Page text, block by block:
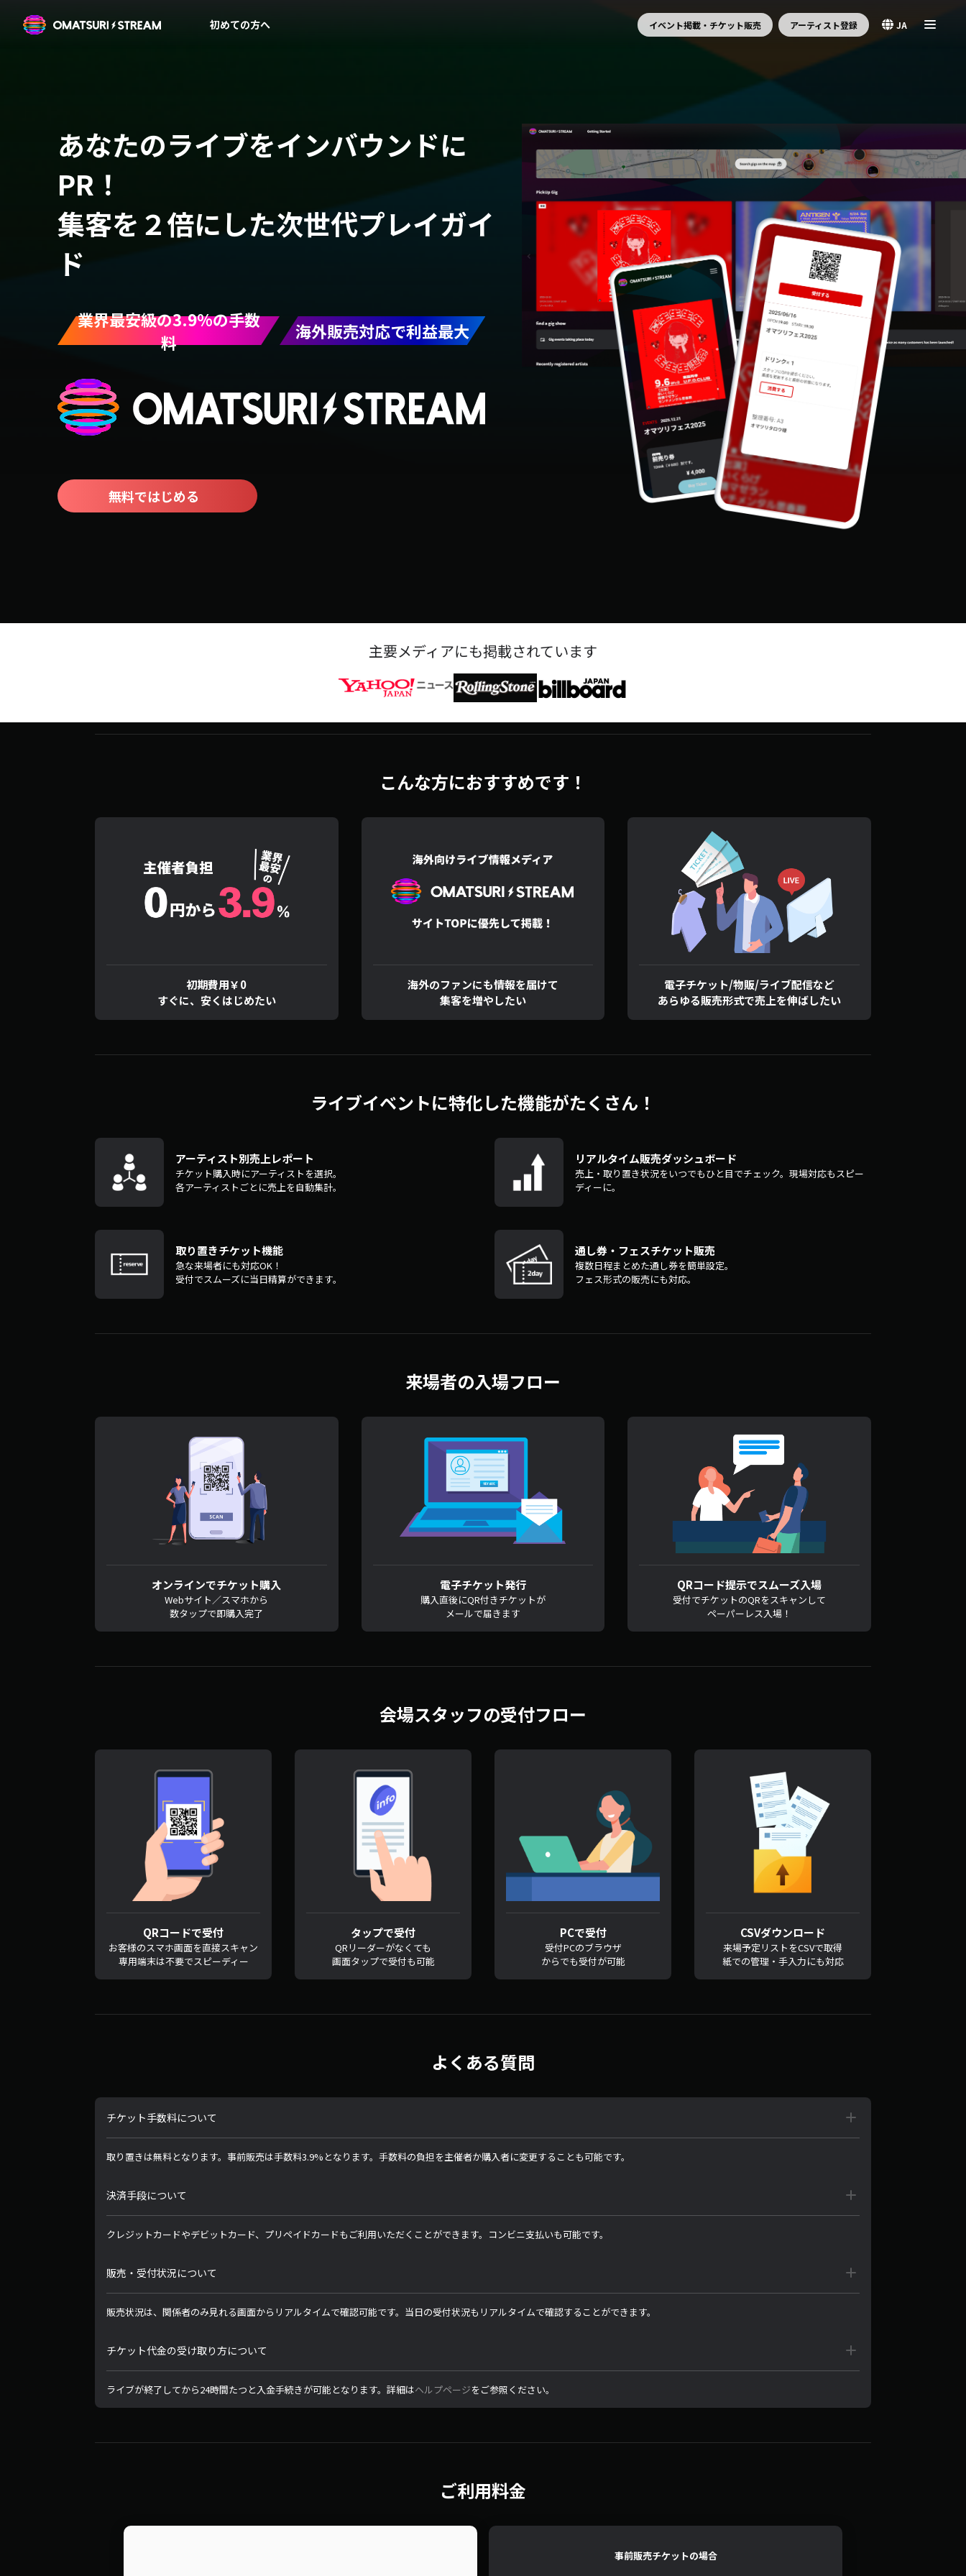
OMATSURI STREAM初めての方へ イベント掲載・チケット販売 アーティスト登録 JA
あなたのライブをインバウンドに
PR！
集客を２倍にした次世代プレイガイ
ド
業界最安級の3.9%の手数
料
海外販売対応で利益最大
無料ではじめる
主要メディアにも掲載されています
こんな方におすすめです！
初期費用￥0
すぐに、安くはじめたい
海外のファンにも情報を届けて
集客を増やしたい
電子チケット/物販/ライブ配信など
あらゆる販売形式で売上を伸ばしたい
ライブイベントに特化した機能がたくさん！
アーティスト別売上レポート
チケット購入時にアーティストを選択。
各アーティストごとに売上を自動集計。
リアルタイム販売ダッシュボード
売上・取り置き状況をいつでもひと目でチェック。現場対応もスピー
ディーに。
取り置きチケット機能
急な来場者にも対応OK！
受付でスムーズに当日精算ができます。
通し券・フェスチケット販売
複数日程まとめた通し券を簡単設定。
フェス形式の販売にも対応。
来場者の入場フロー
オンラインでチケット購入
Webサイト／スマホから
数タップで即購入完了
電子チケット発行
購入直後にQR付きチケットが
メールで届きます
QRコード提示でスムーズ入場
受付でチケットのQRをスキャンして
ペーパーレス入場！
会場スタッフの受付フロー
QRコードで受付
お客様のスマホ画面を直接スキャン
専用端末は不要でスピーディー
タップで受付
QRリーダーがなくても
画面タップで受付も可能
PCで受付
受付PCのブラウザ
からでも受付が可能
CSVダウンロード
来場予定リストをCSVで取得
紙での管理・手入力にも対応
よくある質問
チケット手数料について
取り置きは無料となります。事前販売は手数料3.9%となります。手数料の負担を主催者か購入者に変更することも可能です。
決済手段について
クレジットカードやデビットカード、プリペイドカードもご利用いただくことができます。コンビニ支払いも可能です。
販売・受付状況について
販売状況は、関係者のみ見れる画面からリアルタイムで確認可能です。当日の受付状況もリアルタイムで確認することができます。
チケット代金の受け取り方について
ライブが終了してから24時間たつと入金手続きが可能となります。詳細はヘルプページをご参照ください。
ご利用料金
事前販売チケットの場合